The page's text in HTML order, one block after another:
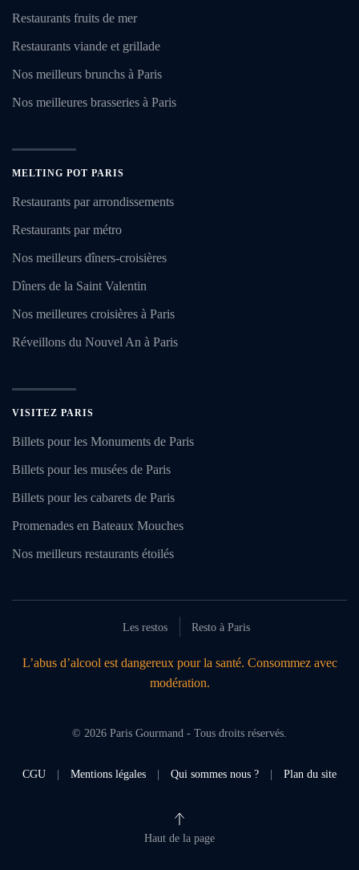
Restaurants fruits de mer
Restaurants viande et grillade
Nos meilleurs brunchs à Paris
Nos meilleures brasseries à Paris
MELTING POT PARIS
Restaurants par arrondissements
Restaurants par métro
Nos meilleurs dîners-croisières
Dîners de la Saint Valentin
Nos meilleures croisières à Paris
Réveillons du Nouvel An à Paris
VISITEZ PARIS
Billets pour les Monuments de Paris
Billets pour les musées de Paris
Billets pour les cabarets de Paris
Promenades en Bateaux Mouches
Nos meilleurs restaurants étoilés
Les restos Resto à Paris
L’abus d’alcool est dangereux pour la santé. Consommez avec
modération.
© 2026 Paris Gourmand - Tous droits réservés.
CGU Mentions légales Qui sommes nous ? Plan du site
Haut de la page